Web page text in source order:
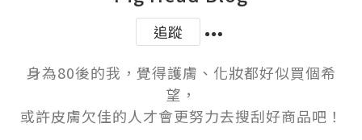
追蹤
身為80後的我，覺得護膚、化妝都好似買個希
望，
或許皮膚欠佳的人才會更努力去搜刮好商品吧！